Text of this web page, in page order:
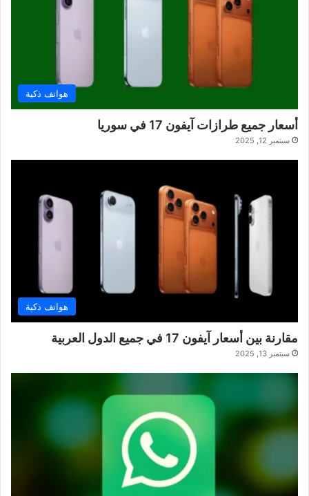
هواتف ذكية
أسعار جميع طرازات آيفون 17 في سوريا
سبتمبر 12, 2025
هواتف ذكية
مقارنة بين أسعار آيفون 17 في جميع الدول العربية
سبتمبر 13, 2025